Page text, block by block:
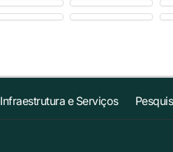
Infraestrutura e Serviços